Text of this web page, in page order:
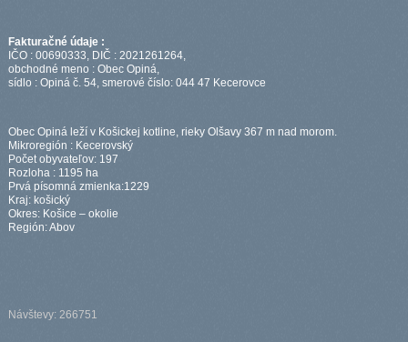
Fakturačné údaje :
IČO : 00690333, DIČ : 2021261264,
obchodné meno : Obec Opiná,
sídlo : Opiná č. 54, smerové číslo: 044 47 Kecerovce
Obec Opiná leží v Košickej kotline, rieky Olšavy 367 m nad morom.
Mikroregión : Kecerovský
Počet obyvateľov: 197
Rozloha : 1195 ha
Prvá písomná zmienka:1229
Kraj: košický
Okres: Košice – okolie
Región: Abov
Návštevy: 266751